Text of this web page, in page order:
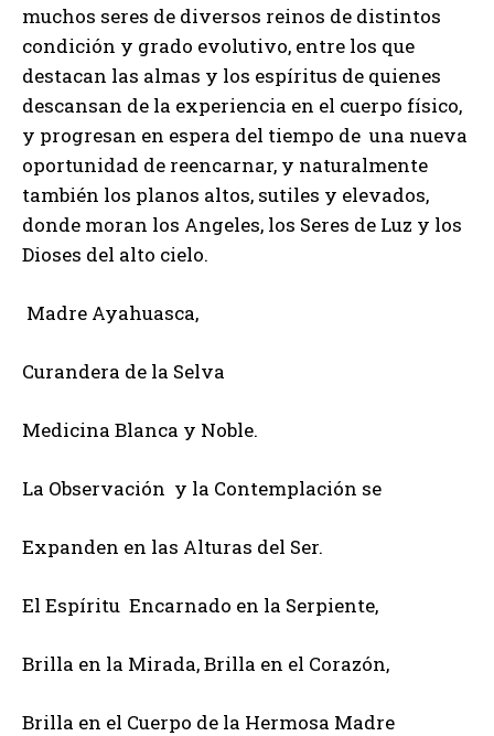
muchos seres de diversos reinos de distintos
condición y grado evolutivo, entre los que
destacan las almas y los espíritus de quienes
descansan de la experiencia en el cuerpo físico,
y progresan en espera del tiempo de una nueva
oportunidad de reencarnar, y naturalmente
también los planos altos, sutiles y elevados,
donde moran los Angeles, los Seres de Luz y los
Dioses del alto cielo.
Madre Ayahuasca,
Curandera de la Selva
Medicina Blanca y Noble.
La Observación y la Contemplación se
Expanden en las Alturas del Ser.
El Espíritu Encarnado en la Serpiente,
Brilla en la Mirada, Brilla en el Corazón,
Brilla en el Cuerpo de la Hermosa Madre